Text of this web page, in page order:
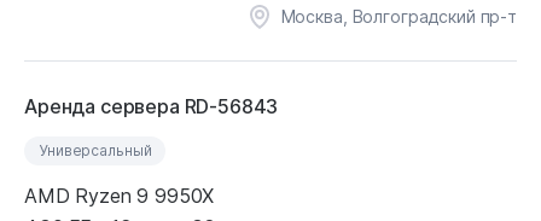
Москва, Волгоградский пр-т
Аренда сервера RD-56843
Универсальный
AMD Ryzen 9 9950X